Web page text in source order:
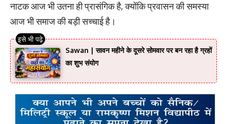
नाटक आज भी उतना ही प्रासंगिक है, क्योंकि प्रवासन की समस्या
आज भी समाज की बड़ी सच्चाई है।
Sawan | सावन महीने के दूसरे सोमवार पर बन रहा है ग्रहों
का शुभ संयोग